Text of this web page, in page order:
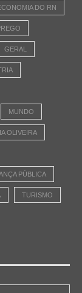
DO RN
GERAL
MUNDO
OLIVEIRA
PÚBLICA
TURISMO